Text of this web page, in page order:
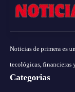
Noticias de primera es
tecológicas, financieras
Categorias